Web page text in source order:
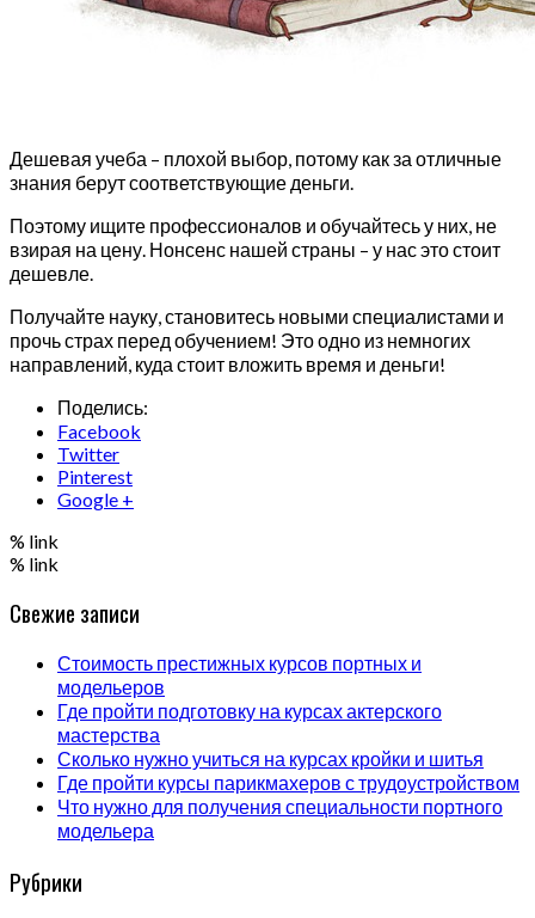
Дешевая учеба – плохой выбор, потому как за отличные
знания берут соответствующие деньги.
Поэтому ищите профессионалов и обучайтесь у них, не
взирая на цену. Нонсенс нашей страны – у нас это стоит
дешевле.
Получайте науку, становитесь новыми специалистами и
прочь страх перед обучением! Это одно из немногих
направлений, куда стоит вложить время и деньги!
Поделись:
Facebook
Twitter
Pinterest
Google +
% link
% link
Свежие записи
Стоимость престижных курсов портных и
модельеров
Где пройти подготовку на курсах актерского
мастерства
Сколько нужно учиться на курсах кройки и шитья
Где пройти курсы парикмахеров с трудоустройством
Что нужно для получения специальности портного
модельера
Рубрики